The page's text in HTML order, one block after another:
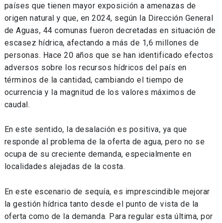
países que tienen mayor exposición a amenazas de
origen natural y que, en 2024, según la Dirección General
de Aguas, 44 comunas fueron decretadas en situación de
escasez hídrica, afectando a más de 1,6 millones de
personas. Hace 20 años que se han identificado efectos
adversos sobre los recursos hídricos del país en
términos de la cantidad, cambiando el tiempo de
ocurrencia y la magnitud de los valores máximos de
caudal.
En este sentido, la desalación es positiva, ya que
responde al problema de la oferta de agua, pero no se
ocupa de su creciente demanda, especialmente en
localidades alejadas de la costa.
En este escenario de sequía, es imprescindible mejorar
la gestión hídrica tanto desde el punto de vista de la
oferta como de la demanda. Para regular esta última, por